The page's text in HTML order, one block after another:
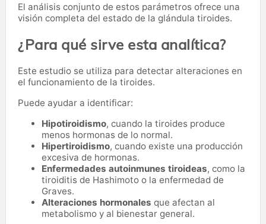
El análisis conjunto de estos parámetros ofrece una
visión completa del estado de la glándula tiroides.
¿Para qué sirve esta analítica?
Este estudio se utiliza para detectar alteraciones en
el funcionamiento de la tiroides.
Puede ayudar a identificar:
Hipotiroidismo, cuando la tiroides produce
menos hormonas de lo normal.
Hipertiroidismo, cuando existe una producción
excesiva de hormonas.
Enfermedades autoinmunes tiroideas, como la
tiroiditis de Hashimoto o la enfermedad de
Graves.
Alteraciones hormonales que afectan al
metabolismo y al bienestar general.